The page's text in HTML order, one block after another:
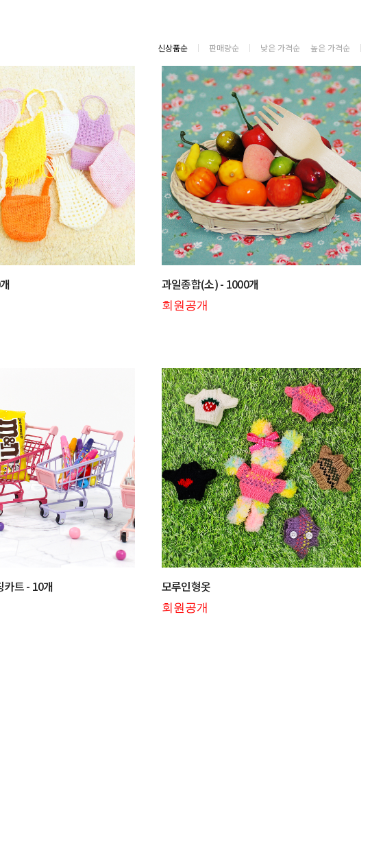
신상품순 판매량순 낮은 가격순 높은 가격순
과일종합(소) - 1000개
회원공개
카트 - 10개
모루인형옷
회원공개